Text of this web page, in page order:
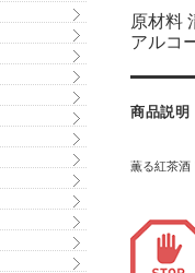
原材料
アルコ
商品説明
薫る紅茶酒